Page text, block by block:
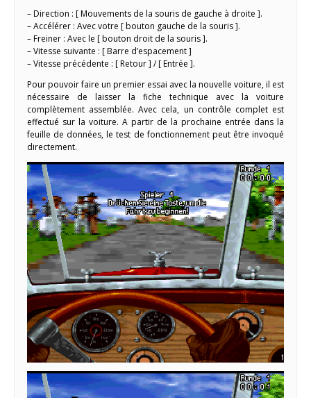
– Direction : [ Mouvements de la souris de gauche à droite ].
– Accélérer : Avec votre [ bouton gauche de la souris ].
– Freiner : Avec le [ bouton droit de la souris ].
– Vitesse suivante : [ Barre d’espacement ]
– Vitesse précédente : [ Retour ] / [ Entrée ].
Pour pouvoir faire un premier essai avec la nouvelle voiture, il est
nécessaire de laisser la fiche technique avec la voiture
complètement assemblée. Avec cela, un contrôle complet est
effectué sur la voiture. A partir de la prochaine entrée dans la
feuille de données, le test de fonctionnement peut être invoqué
directement.